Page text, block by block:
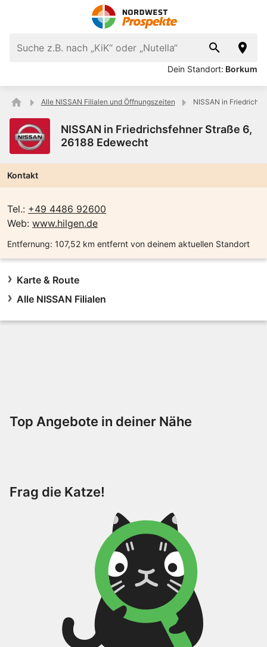
Dein Standort: Borkum
Alle NISSAN Filialen und Öffnungszeiten NISSAN in
NISSAN in Friedrichsfehner Straße 6,
26188 Edewecht
Kontakt
Tel.: +49 4486 92600
Web: www.hilgen.de
Entfernung: 107,52 km entfernt von deinem aktuellen Standort
Karte & Route
Alle NISSAN Filialen
Top Angebote in deiner Nähe
Frag die Katze!